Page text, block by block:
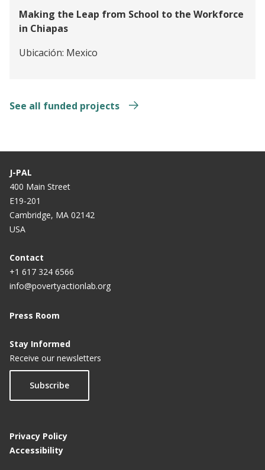
Making the Leap from School to the Workforce
in Chiapas
Ubicación: Mexico
See all funded projects
J-PAL
400 Main Street
E19-201
Cambridge, MA 02142
USA
Contact
+1 617 324 6566
info@povertyactionlab.org
Press Room
Stay Informed
Receive our newsletters
Subscribe
Privacy Policy
Accessibility